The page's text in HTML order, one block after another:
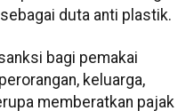
sebagai duta anti plastik.
bagi pemakai
keluarga,
memberatkan pajak